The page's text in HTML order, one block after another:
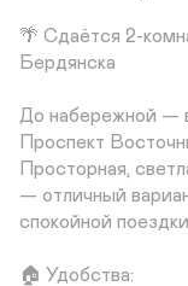
🌴 Сдаётся 2-
Бердянска
До набережной —
Проспект
Просторная,
— отличный
спокойной
🏠 Удобства: